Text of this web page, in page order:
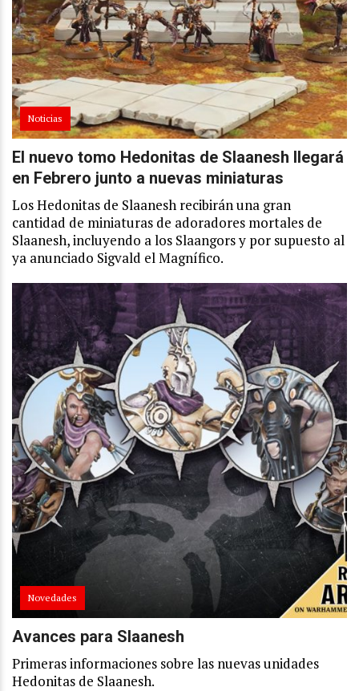
Noticias
El nuevo tomo Hedonitas de Slaanesh llegará
en Febrero junto a nuevas miniaturas
Los Hedonitas de Slaanesh recibirán una gran
cantidad de miniaturas de adoradores mortales de
Slaanesh, incluyendo a los Slaangors y por supuesto al
ya anunciado Sigvald el Magnífico.
Novedades
Avances para Slaanesh
Primeras informaciones sobre las nuevas unidades
Hedonitas de Slaanesh.